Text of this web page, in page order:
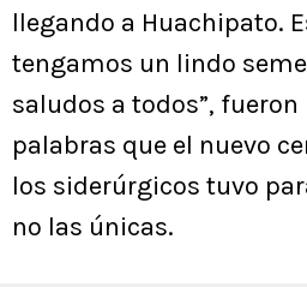
llegando a Huachipato.
tengamos un lindo
saludos a todos”,
palabras que el nuevo
los siderúrgicos tuvo
no las únicas.